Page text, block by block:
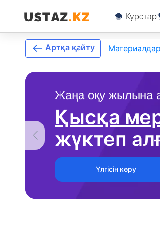
Курстар
Жаңа оқу жылына
Қысқа
жүктеп
Үлгісін көру
Артқа қайту Материалдар